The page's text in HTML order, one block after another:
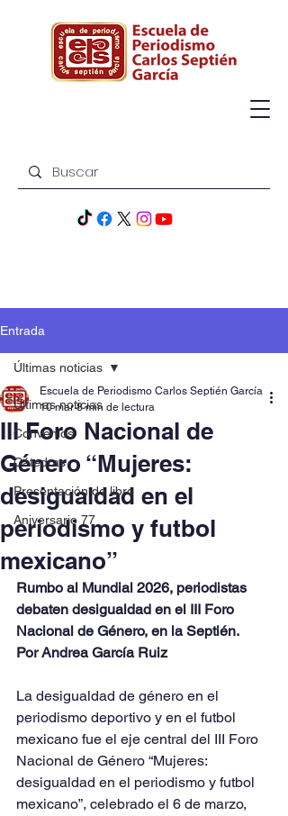
Entrada
Últimas noticias
Convenios
Cátedras
Presentación de libro
Aniversario 77
Últimas noticias
III Foro Nacional de
Género “Mujeres:
desigualdad en el
periodismo y futbol
mexicano”
Escuela de Periodismo Carlos Septién García
10 mar 8 min de lectura
Rumbo al Mundial 2026, periodistas
debaten desigualdad en el III Foro
Nacional de Género, en la Septién.
Por Andrea García Ruiz
La desigualdad de género en el
periodismo deportivo y en el futbol
mexicano fue el eje central del III Foro
Nacional de Género “Mujeres:
desigualdad en el periodismo y futbol
mexicano”, celebrado el 6 de marzo,